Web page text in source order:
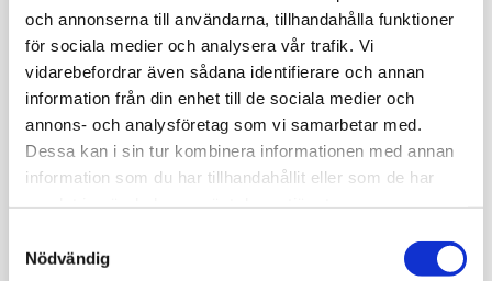
och annonserna till användarna, tillhandahålla funktioner
för sociala medier och analysera vår trafik. Vi
vidarebefordrar även sådana identifierare och annan
information från din enhet till de sociala medier och
annons- och analysföretag som vi samarbetar med.
Dessa kan i sin tur kombinera informationen med annan
information som du har tillhandahållit eller som de har
Nödvändig
Packningssats utskjutscylinder M56/KX50